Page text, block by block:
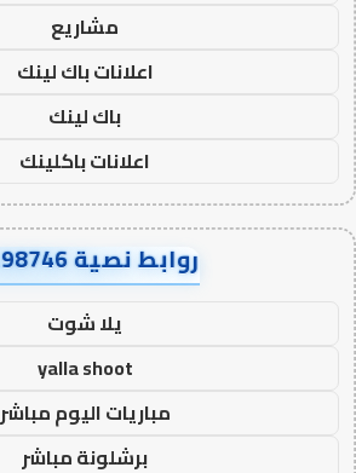
مشاريع
اعلانات باك لينك
باك لينك
اعلانات باكلينك
روابط نصية AA98746
يلا شوت
yalla shoot
مباريات اليوم مباشر
برشلونة مباشر